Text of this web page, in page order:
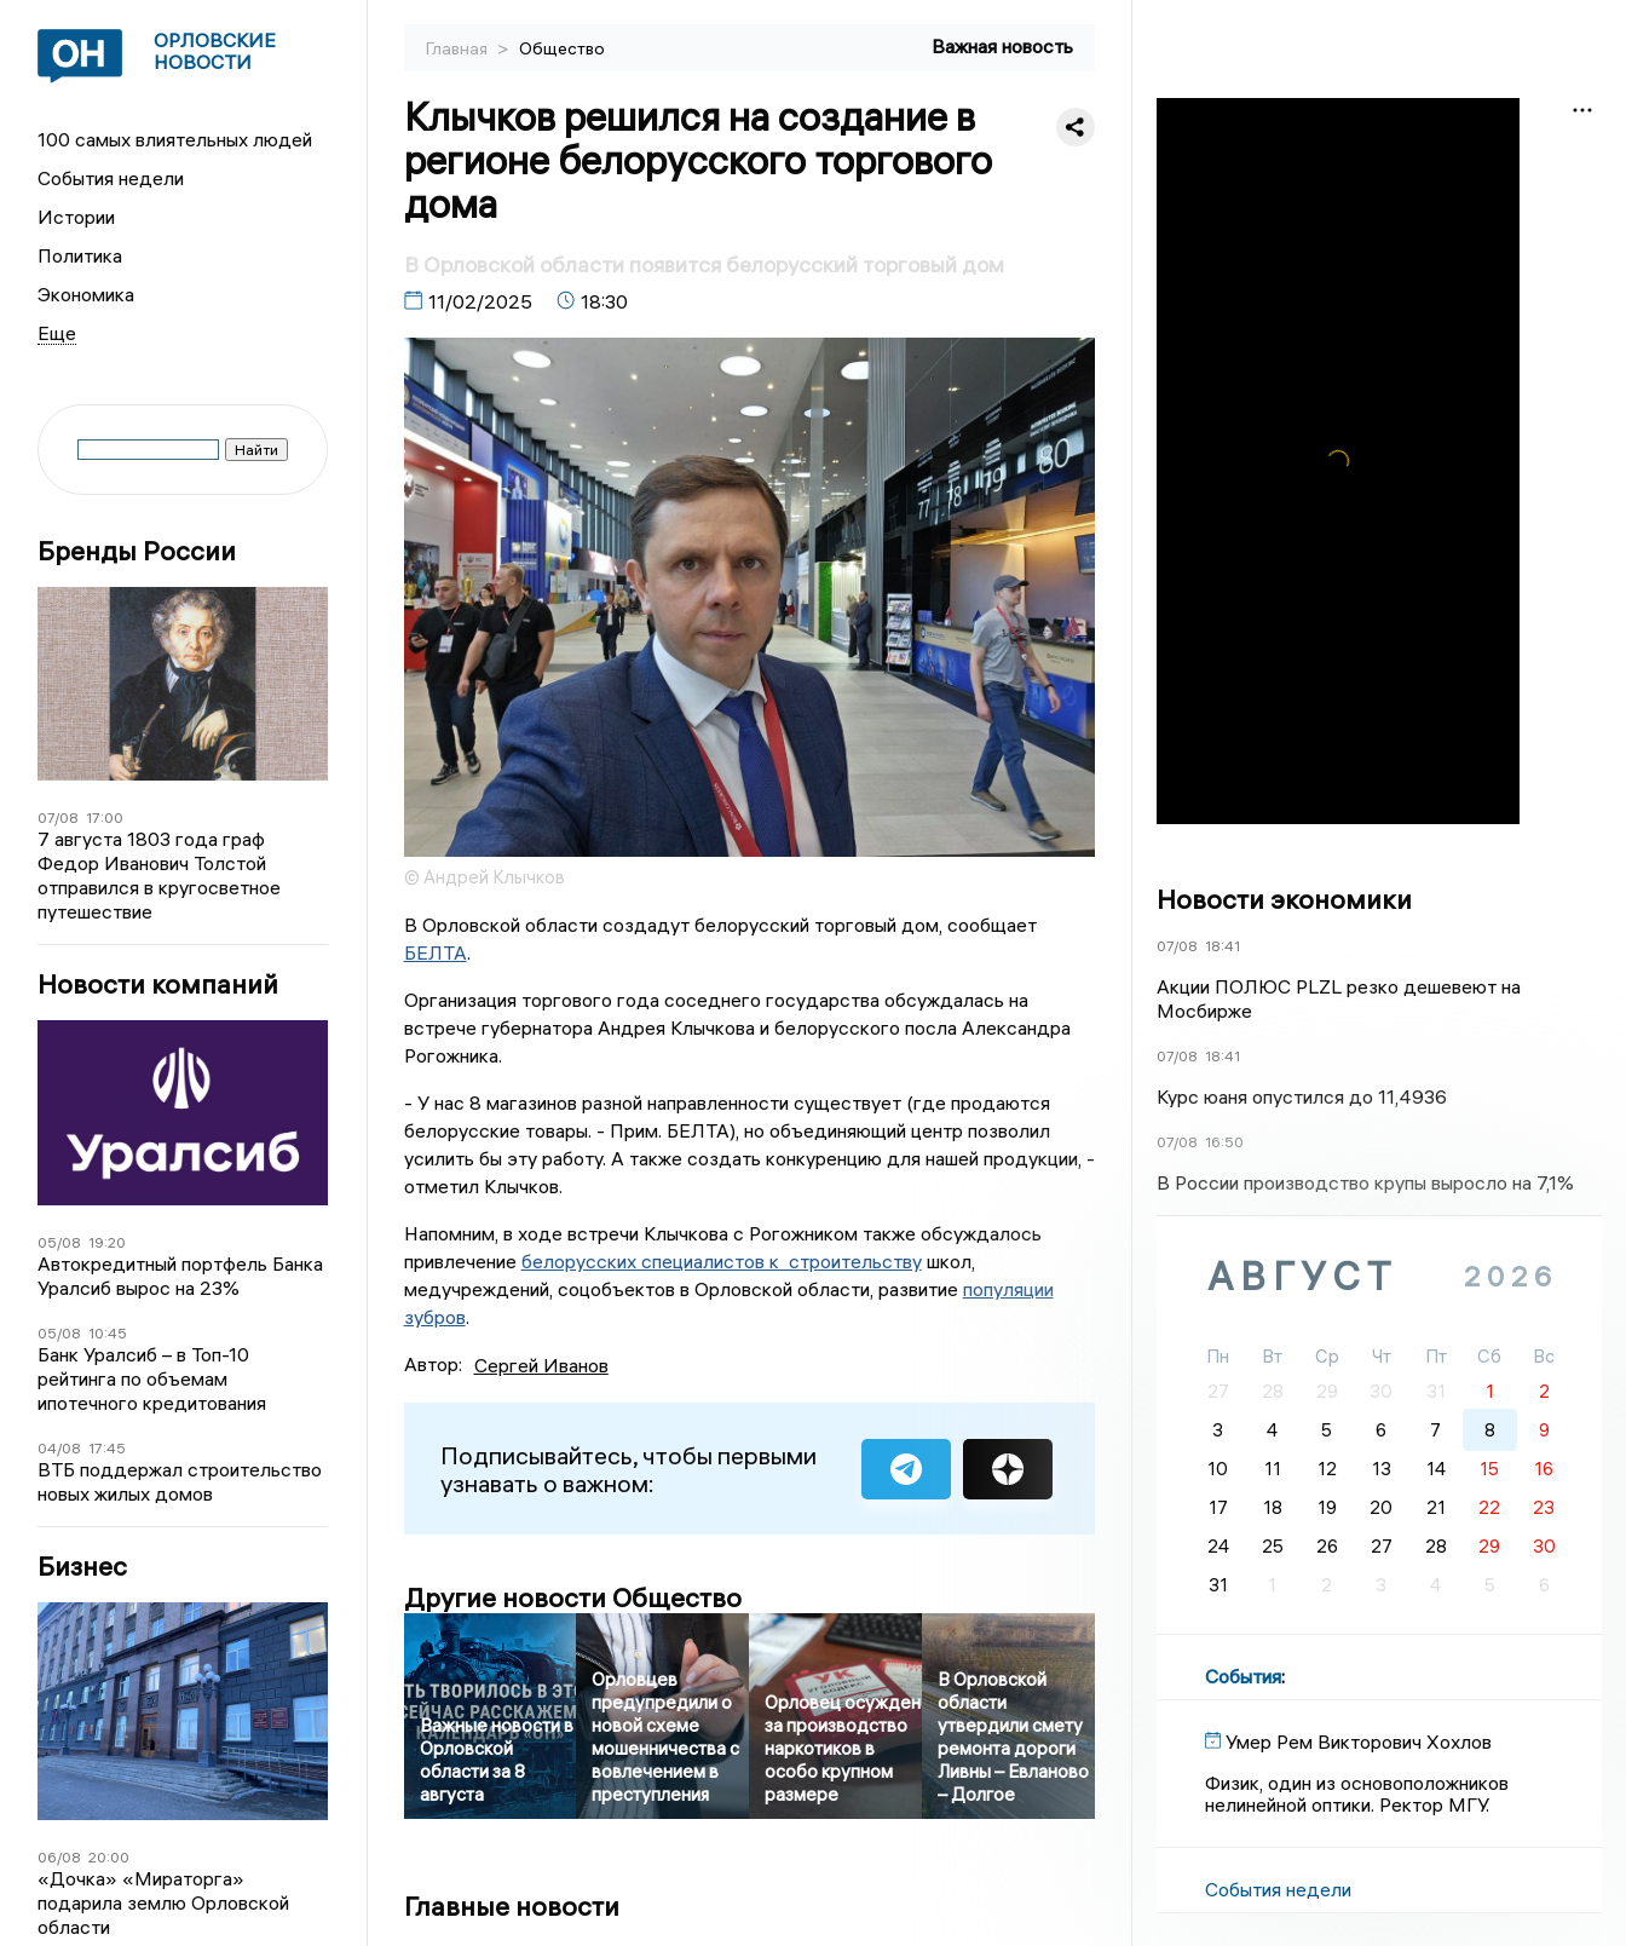
ОРЛОВСКИЕ
НОВОСТИ
100 самых влиятельных людей
События недели
Истории
Политика
Экономика
Бренды России
07/08 17:00
7 августа 1803 года граф
Федор Иванович Толстой
отправился в кругосветное
путешествие
Новости компаний
05/08 19:20
Автокредитный портфель Банка
Уралсиб вырос на 23%
05/08 10:45
Банк Уралсиб – в Топ-10
рейтинга по объемам
ипотечного кредитования
04/08 17:45
ВТБ поддержал строительство
новых жилых домов
Бизнес
06/08 20:00
«Дочка» «Мираторга»
подарила землю Орловской
области
Главная > Общество Важная новость
Клычков решился на создание в
регионе белорусского торгового
дома
В Орловской области появится белорусский торговый дом
11/02/2025 18:30
© Андрей Клычков
В Орловской области создадут белорусский торговый дом, сообщает
БЕЛТА.
Организация торгового года соседнего государства обсуждалась на
встрече губернатора Андрея Клычкова и белорусского посла Александра
Рогожника.
- У нас 8 магазинов разной направленности существует (где продаются
белорусские товары. - Прим. БЕЛТА), но объединяющий центр позволил
усилить бы эту работу. А также создать конкуренцию для нашей продукции, -
отметил Клычков.
Напомним, в ходе встречи Клычкова с Рогожником также обсуждалось
привлечение белорусских специалистов к строительствушкол,
медучреждений, соцобъектов в Орловской области, развитие популяции
зубров.
Автор: Сергей Иванов
Подписывайтесь, чтобы первыми
узнавать о важном:
Другие новости Общество
Важные новости в
Орловской
области за 8
августа
Орловцев
предупредили о
новой схеме
мошенничества с
вовлечением в
преступления
Орловец осужден
за производство
наркотиков в
особо крупном
размере
В Орловской
области
утвердили смету
ремонта дороги
Ливны – Евланово
– Долгое
Главные новости
Новости экономики
07/08 18:41
Акции ПОЛЮС PLZL резко дешевеют на
Мосбирже
07/08 18:41
Курс юаня опустился до 11,4936
07/08 16:50
В России производство крупы выросло на 7,1%
АВГУСТ 2026
Пн Вт Ср Чт Пт Сб
Вс
27
28 29 30 31 1
2
3
4 5 6 7 8
9
10
11 12 13 14 15
16
17
18 19 20 21 22
23
24
25 26 27 28 29
30
31
1 2 3 4 5 6
События:
Умер Рем Викторович Хохлов
Физик, один из основоположников
нелинейной оптики. Ректор МГУ.
События недели